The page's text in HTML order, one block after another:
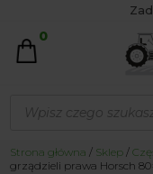
0
produktów
Strona główna / Sklep /
grządzieli prawa Horsch